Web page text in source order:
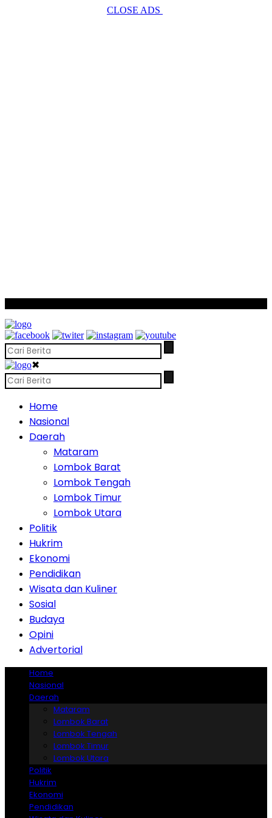
CLOSE ADS
✖
Home
Nasional
Daerah
Mataram
Lombok Barat
Lombok Tengah
Lombok Timur
Lombok Utara
Politik
Hukrim
Ekonomi
Pendidikan
Wisata dan Kuliner
Sosial
Budaya
Opini
Advertorial
Home
Nasional
Daerah
Mataram
Lombok Barat
Lombok Tengah
Lombok Timur
Lombok Utara
Politik
Hukrim
Ekonomi
Pendidikan